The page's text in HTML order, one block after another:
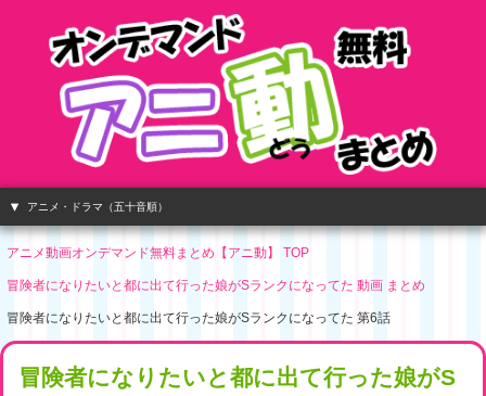
アニメ・ドラマ（五十音順）
アニメ動画オンデマンド無料まとめ【アニ動】 TOP
冒険者になりたいと都に出て行った娘がSランクになってた 動画 まとめ
冒険者になりたいと都に出て行った娘がSランクになってた 第6話
冒険者になりたいと都に出て行った娘がS